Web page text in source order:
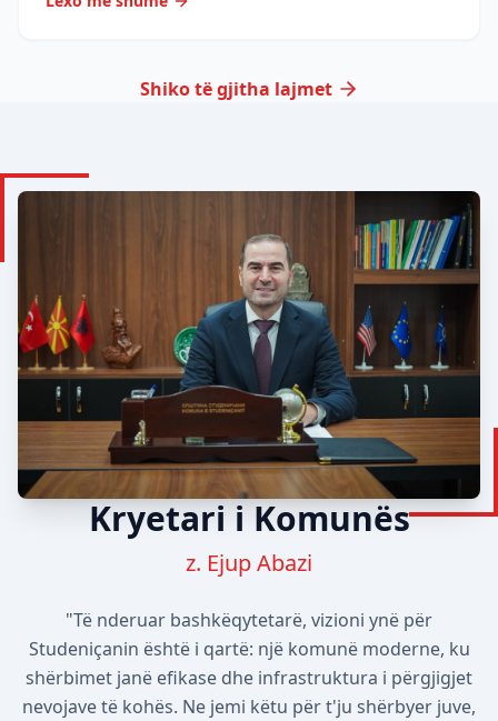
Shiko të gjitha lajmet
Kryetari i Komunës
z. Ejup Abazi
"Të nderuar bashkëqytetarë, vizioni ynë për
Studeniçanin është i qartë: një komunë moderne, ku
shërbimet janë efikase dhe infrastruktura i përgjigjet
nevojave të kohës. Ne jemi këtu për t'ju shërbyer juve,